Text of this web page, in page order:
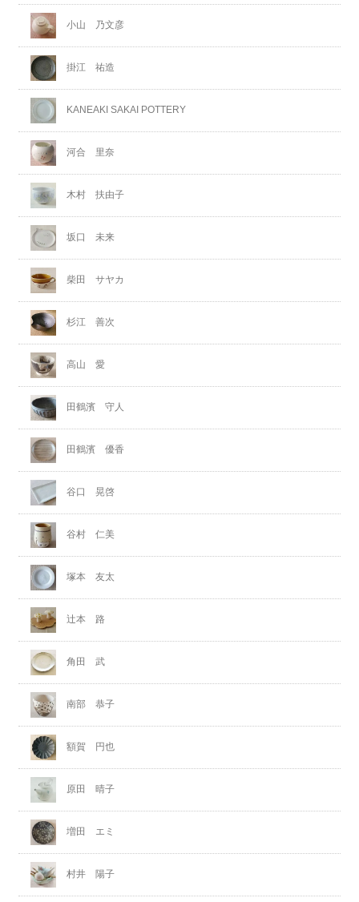
小山 乃文彦
掛江 祐造
KANEAKI SAKAI POTTERY
河合 里奈
木村 扶由子
坂口 未来
柴田 サヤカ
杉江 善次
高山 愛
田鶴濱 守人
田鶴濱 優香
谷口 晃啓
谷村 仁美
塚本 友太
辻本 路
角田 武
南部 恭子
額賀 円也
原田 晴子
増田 エミ
村井 陽子